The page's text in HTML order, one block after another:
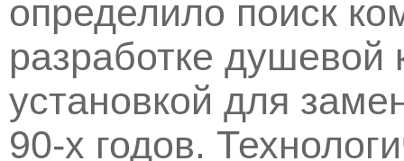
определило поиск
разработке душевой
установкой для
90-х годов.